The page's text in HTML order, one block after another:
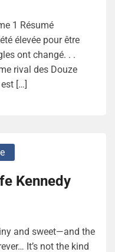
1 Résumé
élevée pour être
ont changé. . .
rival des Douze
[…]
Kennedy
and sweet—and the
It’s not the kind